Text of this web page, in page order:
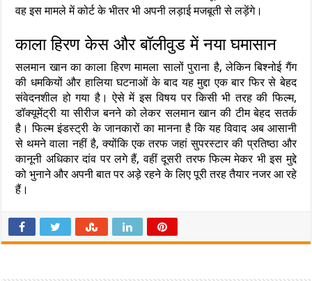
वह इस मामले में कोर्ट के भीतर भी अपनी लड़ाई मजबूती से लड़ेंगे।
काला हिरण केस और बॉलीवुड में नया घमासान
सलमान खान का काला हिरण मामला सालों पुराना है, लेकिन बिश्नोई गैंग
की धमकियों और हालिया घटनाओं के बाद यह मुद्दा एक बार फिर से बेहद
संवेदनशील हो गया है। ऐसे में इस विषय पर किसी भी तरह की फिल्म,
डॉक्यूमेंट्री या सीरीज बनने को लेकर सलमान खान की टीम बेहद सतर्क
है। फिल्म इंडस्ट्री के जानकारों का मानना है कि यह विवाद अब आसानी
से थमने वाला नहीं है, क्योंकि एक तरफ जहां सुपरस्टार की प्रतिष्ठा और
कानूनी अधिकार दांव पर लगे हैं, वहीं दूसरी तरफ फिल्म मेकर भी इस मुद्दे
को भुनाने और अपनी बात पर अड़े रहने के लिए पूरी तरह तैयार नजर आ रहे
हैं।